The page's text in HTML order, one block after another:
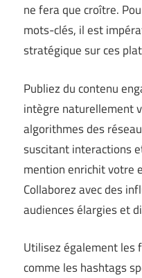
ne fera que croître.
mots-clés, il est
stratégique sur ces
Publiez du contenu
intègre naturellement
algorithmes des
suscitant interactions
mention enrichit votre
Collaborez avec des
audiences élargies et
Utilisez également les
comme les hashtags